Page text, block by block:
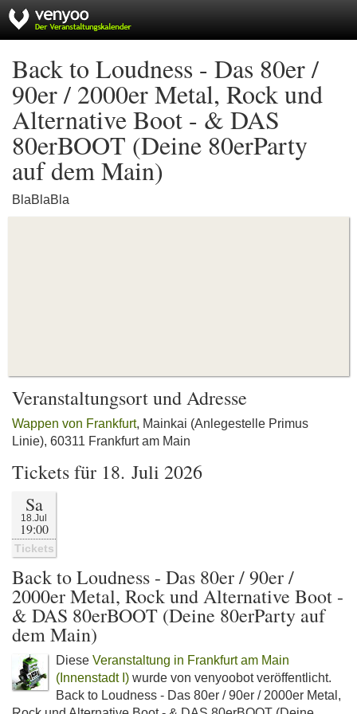
Back to Loudness - Das 80er /
90er / 2000er Metal, Rock und
Alternative Boot - & DAS
80erBOOT (Deine 80erParty
auf dem Main)
BlaBlaBla
Veranstaltungsort und Adresse
Wappen von Frankfurt, Mainkai (Anlegestelle Primus
Linie), 60311 Frankfurt am Main
Tickets für 18. Juli 2026
Sa
18.Jul
19:00
Tickets
Back to Loudness - Das 80er / 90er /
2000er Metal, Rock und Alternative Boot -
& DAS 80erBOOT (Deine 80erParty auf
dem Main)
Diese Veranstaltung in Frankfurt am Main
(Innenstadt I) wurde von venyoobot veröffentlicht.
Back to Loudness - Das 80er / 90er / 2000er Metal,